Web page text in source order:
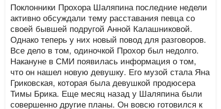
Поклонники Прохора Шаляпина последние недели
активно обсуждали тему расставания певца со
своей бывшей подругой Анной Калашниковой.
Однако теперь у них новый повод для разговоров.
Все дело в том, одиночкой Прохор был недолго.
Накануне в СМИ появилась информация о том,
что он нашел новую девушку. Его музой стала Яна
Гриковская, которая была девушкой продюсера
Тимы Брика. Еще месяц назад у Шаляпина были
совершенно другие планы. Он вовсю готовился к